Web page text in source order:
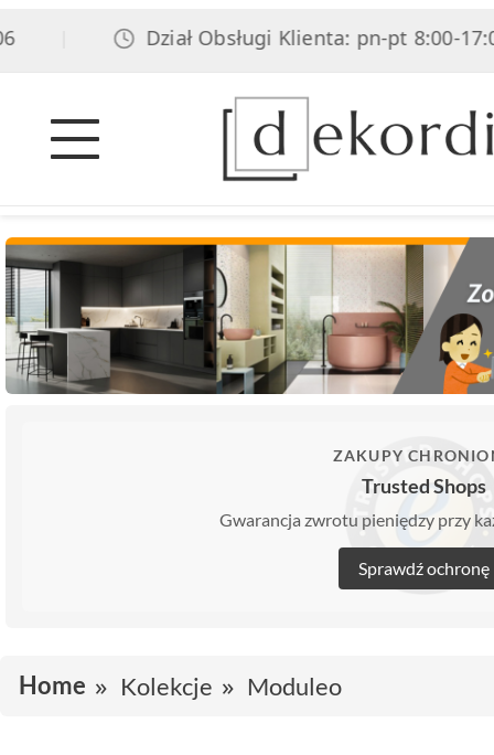
Dział Obsługi Klienta: pn-pt 8:00-17:00,
ZAKUPY
Trusted Shops
Gwarancja zwrotu pieniędzy przy
Sprawdź ochronę
Home Kolekcje Moduleo